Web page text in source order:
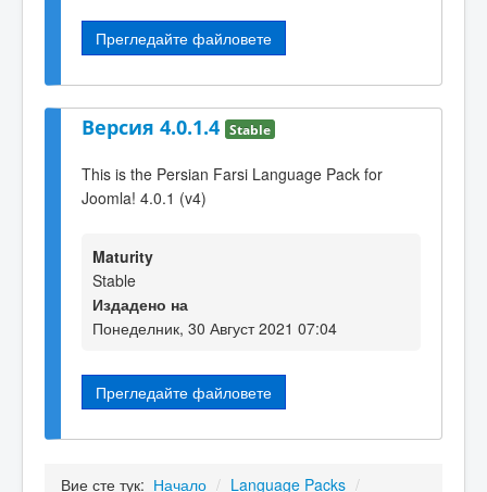
Прегледайте файловете
Версия 4.0.1.4 Stable
This is the Persian Farsi Language Pack for
Joomla! 4.0.1 (v4)
Maturity
Stable
Издадено на
Понеделник, 30 Август 2021 07:04
Прегледайте файловете
Вие сте тук: Начало / Language Packs /